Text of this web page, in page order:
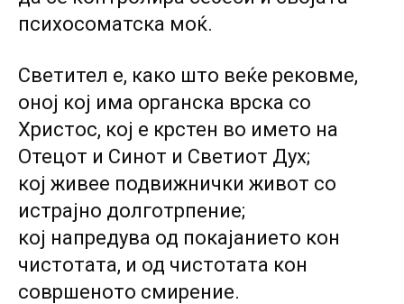
психосоматска моќ.
Светител е, како што веќе рековме,
оној кој има органска врска со
Христос, кој е крстен во името на
Отецот и Синот и Светиот Дух;
кој живее подвижнички живот со
истрајно долготрпение;
кој напредува од покајанието кон
чистотата, и од чистотата кон
совршеното смирение.